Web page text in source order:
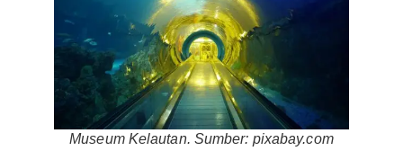
Museum Kelautan. Sumber: pixabay.com